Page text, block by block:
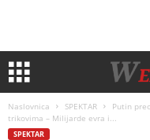
Naslovnica SPEKTAR
Putin
trikovima – Milijarde evra i...
SPEKTAR